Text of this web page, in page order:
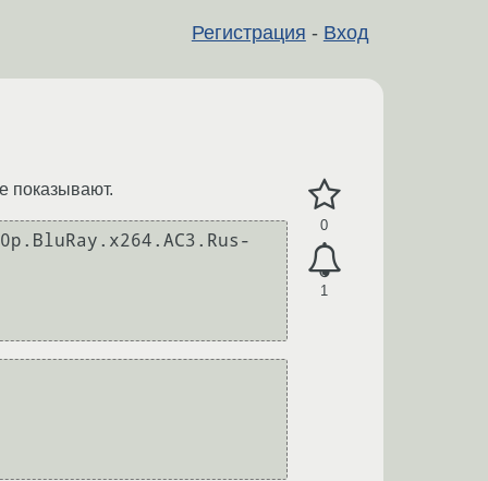
Регистрация - Вход
0
1
показывают.